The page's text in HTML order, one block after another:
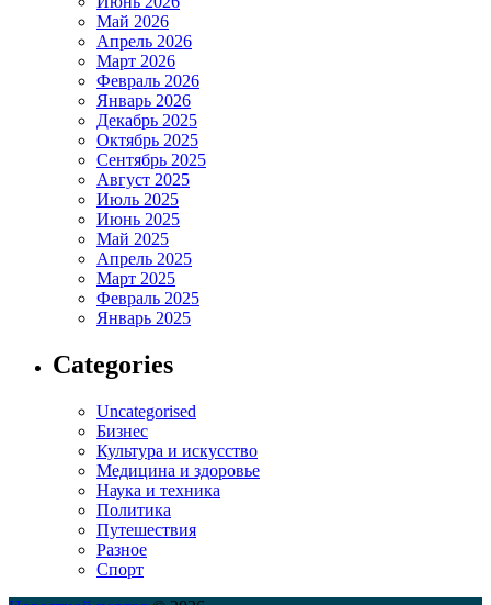
Май 2026
Апрель 2026
Март 2026
Февраль 2026
Январь 2026
Декабрь 2025
Октябрь 2025
Сентябрь 2025
Август 2025
Июль 2025
Июнь 2025
Май 2025
Апрель 2025
Март 2025
Февраль 2025
Январь 2025
Categories
Uncategorised
Бизнес
Культура и искусство
Медицина и здоровье
Наука и техника
Политика
Путешествия
Разное
Спорт